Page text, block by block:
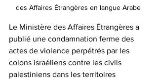
des Affaires Étrangères en langue Arabe
Le Ministère des Affaires Étrangères a
publié une condamnation ferme des
actes de violence perpétrés par les
colons israéliens contre les civils
palestiniens dans les territoires